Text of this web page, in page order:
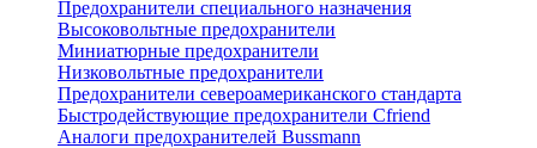
Предохранители специального назначения
Высоковольтные предохранители
Миниатюрные предохранители
Низковольтные предохранители
Предохранители североамериканского стандарта
Быстродействующие предохранители Cfriend
Аналоги предохранителей Bussmann